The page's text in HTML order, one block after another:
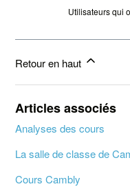
Utilisateurs qui
Retour en haut
Articles associés
Analyses des cours
La salle de classe de
Cours Cambly